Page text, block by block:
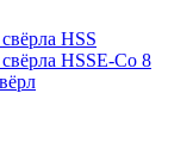
HSS
HSSE-Co 8